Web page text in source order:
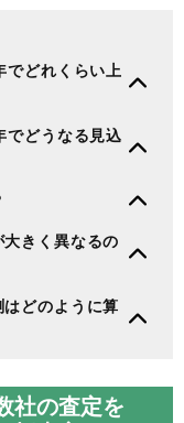
でどれくらい上
でどうなる見込
きく異なるの
どのように算
社の査定を